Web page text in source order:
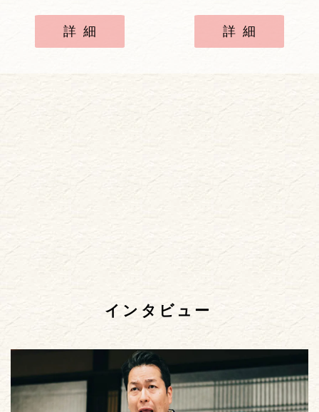
詳細 詳細
インタビュー